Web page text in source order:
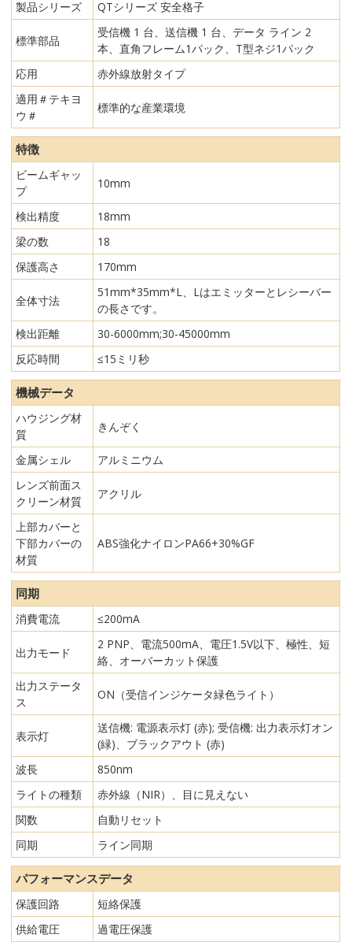
製品シリーズ QTシリーズ 安全格子
標準部品
受信機 1 台、送信機 1 台、データ ライン 2
本、直角フレーム1パック、T型ネジ1パック
応用
赤外線放射タイプ
適用＃テキヨ
ウ＃
標準的な産業環境
特徴
ビームギャッ
プ
10mm
検出精度
18mm
梁の数
18
保護高さ
170mm
全体寸法
51mm*35mm*L、Lはエミッターとレシーバー
の長さです。
検出距離
30-6000mm;30-45000mm
反応時間
≤15ミリ秒
機械データ
ハウジング材
質
きんぞく
金属シェル
アルミニウム
レンズ前面ス
クリーン材質
アクリル
上部カバーと
下部カバーの
材質
ABS強化ナイロンPA66+30%GF
同期
消費電流 ≤200mA
出力モード
2 PNP、電流500mA、電圧1.5V以下、極性、短
絡、オーバーカット保護
出力ステータ
ス
ON（受信インジケータ緑色ライト）
表示灯
送信機: 電源表示灯 (赤); 受信機: 出力表示灯オン
(緑)、ブラックアウト (赤)
波長
850nm
ライトの種類
赤外線（NIR）、目に見えない
関数
自動リセット
同期
ライン同期
パフォーマンスデータ
保護回路
短絡保護
供給電圧
過電圧保護